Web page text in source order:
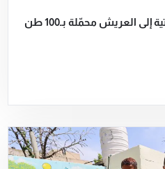
وصول طائرة مساعدات إماراتية إلى العريش محمّلة بـ100 طن